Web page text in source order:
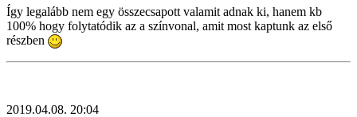
Így legalább nem egy összecsapott valamit adnak ki, hanem kb
100% hogy folytatódik az a színvonal, amit most kaptunk az első
részben
2019.04.08. 20:04